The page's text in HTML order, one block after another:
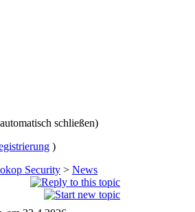
schließen)
)
Security > News